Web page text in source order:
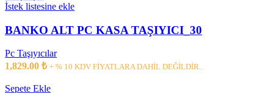
İstek listesine ekle
BANKO ALT PC KASA TAŞIYICI_30
Pc Taşıyıcılar
1,829.00 ₺ + % 10 KDV FİYATLARA DAHİL DEĞİLDİR..
Sepete Ekle